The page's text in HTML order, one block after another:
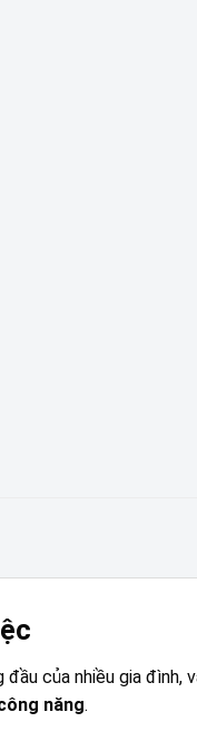
của nhiều gia đình,
năng.